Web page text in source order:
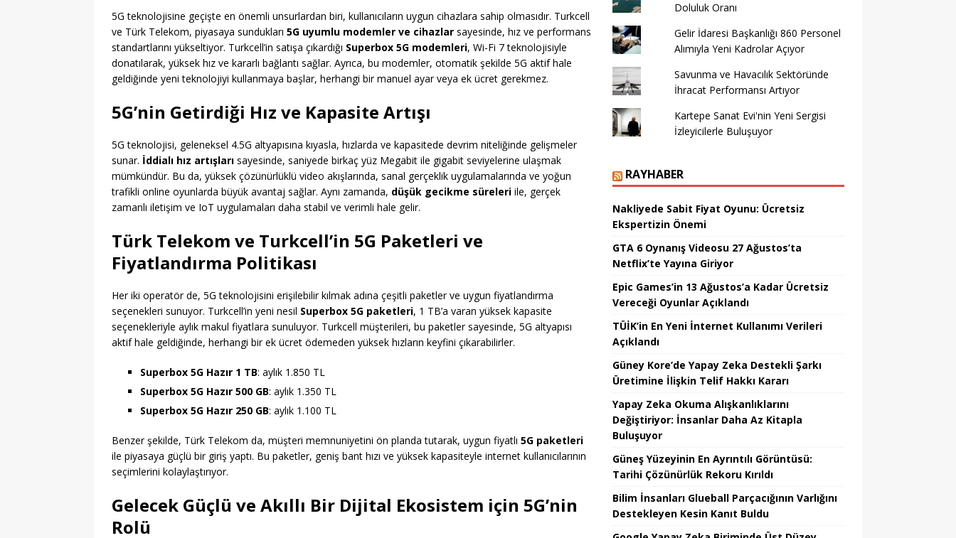
5G teknolojisine geçişte en önemli unsurlardan biri, kullanıcıların uygun cihazlara sahip olmasıdır. Turkcell
ve Türk Telekom, piyasaya sundukları 5G uyumlu modemler ve cihazlar sayesinde, hız ve performans
standartlarını yükseltiyor. Turkcell’in satışa çıkardığı Superbox 5G modemleri, Wi-Fi 7 teknolojisiyle
donatılarak, yüksek hız ve kararlı bağlantı sağlar. Ayrıca, bu modemler, otomatik şekilde 5G aktif hale
geldiğinde yeni teknolojiyi kullanmaya başlar, herhangi bir manuel ayar veya ek ücret gerekmez.
5G’nin Getirdiği Hız ve Kapasite Artışı
5G teknolojisi, geleneksel 4.5G altyapısına kıyasla, hızlarda ve kapasitede devrim niteliğinde gelişmeler
sunar. İddialı hız artışları sayesinde, saniyede birkaç yüz Megabit ile gigabit seviyelerine ulaşmak
mümkündür. Bu da, yüksek çözünürlüklü video akışlarında, sanal gerçeklik uygulamalarında ve yoğun
trafikli online oyunlarda büyük avantaj sağlar. Aynı zamanda, düşük gecikme süreleri ile, gerçek
zamanlı iletişim ve IoT uygulamaları daha stabil ve verimli hale gelir.
Türk Telekom ve Turkcell’in 5G Paketleri ve
Fiyatlandırma Politikası
Her iki operatör de, 5G teknolojisini erişilebilir kılmak adına çeşitli paketler ve uygun fiyatlandırma
seçenekleri sunuyor. Turkcell’in yeni nesil Superbox 5G paketleri, 1 TB’a varan yüksek kapasite
seçenekleriyle aylık makul fiyatlara sunuluyor. Turkcell müşterileri, bu paketler sayesinde, 5G altyapısı
aktif hale geldiğinde, herhangi bir ek ücret ödemeden yüksek hızların keyfini çıkarabilirler.
Superbox 5G Hazır 1 TB: aylık 1.850 TL
Superbox 5G Hazır 500 GB: aylık 1.350 TL
Superbox 5G Hazır 250 GB: aylık 1.100 TL
Benzer şekilde, Türk Telekom da, müşteri memnuniyetini ön planda tutarak, uygun fiyatlı 5G paketleri
ile piyasaya güçlü bir giriş yaptı. Bu paketler, geniş bant hızı ve yüksek kapasiteyle internet kullanıcılarının
seçimlerini kolaylaştırıyor.
Gelecek Güçlü ve Akıllı Bir Dijital Ekosistem için 5G’nin
Rolü
Doluluk Oranı
Gelir İdaresi Başkanlığı 860 Personel
Alımıyla Yeni Kadrolar Açıyor
Savunma ve Havacılık Sektöründe
İhracat Performansı Artıyor
Kartepe Sanat Evi'nin Yeni Sergisi
İzleyicilerle Buluşuyor
RAYHABER
Nakliyede Sabit Fiyat Oyunu: Ücretsiz
Ekspertizin Önemi
GTA 6 Oynanış Videosu 27 Ağustos’ta
Netflix’te Yayına Giriyor
Epic Games’in 13 Ağustos’a Kadar Ücretsiz
Vereceği Oyunlar Açıklandı
TÜİK’in En Yeni İnternet Kullanımı Verileri
Açıklandı
Güney Kore’de Yapay Zeka Destekli Şarkı
Üretimine İlişkin Telif Hakkı Kararı
Yapay Zeka Okuma Alışkanlıklarını
Değiştiriyor: İnsanlar Daha Az Kitapla
Buluşuyor
Güneş Yüzeyinin En Ayrıntılı Görüntüsü:
Tarihi Çözünürlük Rekoru Kırıldı
Bilim İnsanları Glueball Parçacığının Varlığını
Destekleyen Kesin Kanıt Buldu